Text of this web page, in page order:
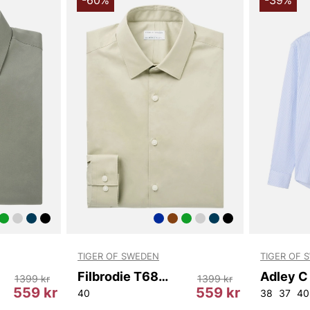
559 kr
1399 kr
TIGER OF SWEDEN
Filbrodie T68997 427
40 559 kr
1399 kr
TIGER OF
38 37 40